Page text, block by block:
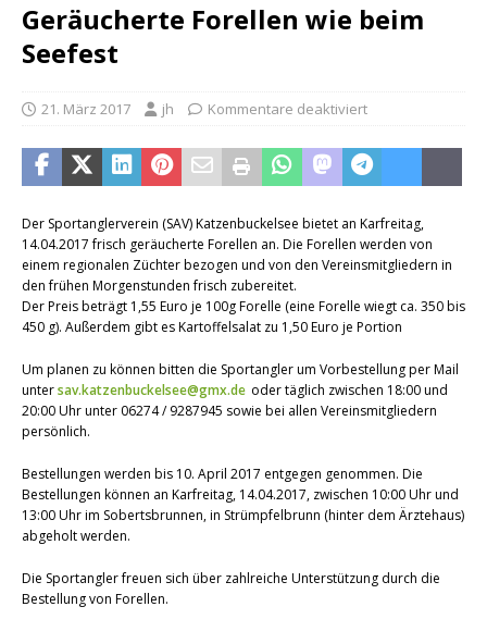
Geräucherte Forellen wie beim
Seefest
21. März 2017 jh Kommentare deaktiviert
Der Sportanglerverein (SAV) Katzenbuckelsee bietet an Karfreitag,
14.04.2017 frisch geräucherte Forellen an. Die Forellen werden von
einem regionalen Züchter bezogen und von den Vereinsmitgliedern in
den frühen Morgenstunden frisch zubereitet.
Der Preis beträgt 1,55 Euro je 100g Forelle (eine Forelle wiegt ca. 350 bis
450 g). Außerdem gibt es Kartoffelsalat zu 1,50 Euro je Portion
Um planen zu können bitten die Sportangler um Vorbestellung per Mail
untersav.katzenbuckelsee@gmx.de oder täglich zwischen 18:00 und
20:00 Uhr unter 06274 / 9287945 sowie bei allen Vereinsmitgliedern
persönlich.
Bestellungen werden bis 10. April 2017 entgegen genommen. Die
Bestellungen können an Karfreitag, 14.04.2017, zwischen 10:00 Uhr und
13:00 Uhr im Sobertsbrunnen, in Strümpfelbrunn (hinter dem Ärztehaus)
abgeholt werden.
Die Sportangler freuen sich über zahlreiche Unterstützung durch die
Bestellung von Forellen.